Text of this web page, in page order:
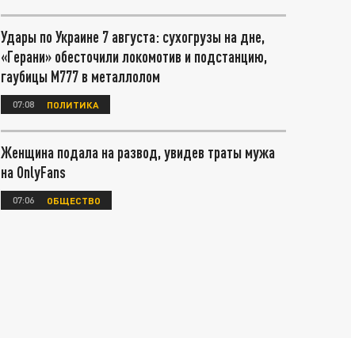
Удары по Украине 7 августа: сухогрузы на дне,
«Герани» обесточили локомотив и подстанцию,
гаубицы М777 в металлолом
07:08 ПОЛИТИКА
Женщина подала на развод, увидев траты мужа
на OnlyFans
07:06 ОБЩЕСТВО